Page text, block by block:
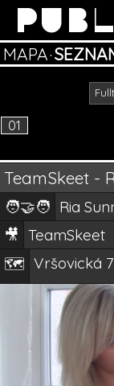
MAPA·
01
TeamSkeet -
🧑‍🤝‍🧑 Ria
🎥 TeamSkeet
🗺️ Vršovická